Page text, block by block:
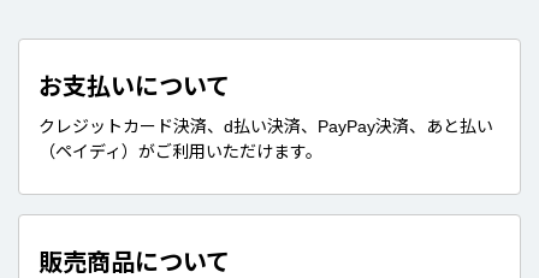
お支払いについて
クレジットカード決済、d払い決済、PayPay決済、あと払い
（ペイディ）がご利用いただけます。
販売商品について